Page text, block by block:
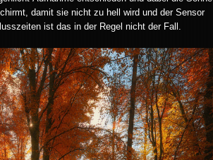
damit sie nicht zu hell wird und der Sensor
ist das in der Regel nicht der Fall.